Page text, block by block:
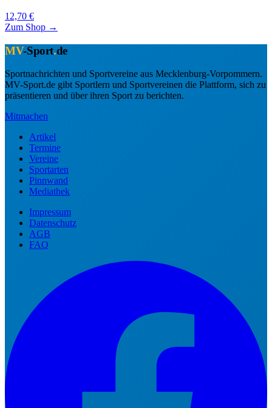
12,70 €
Zum Shop →
MV-Sport.de
Sportnachrichten und Sportvereine aus Mecklenburg-Vorpommern.
MV-Sport.de gibt Sportlern und Sportvereinen die Plattform, sich zu
präsentieren und über ihren Sport zu berichten.
Mitmachen
Artikel
Termine
Vereine
Sportarten
Pinnwand
Mediathek
Impressum
Datenschutz
AGB
FAQ